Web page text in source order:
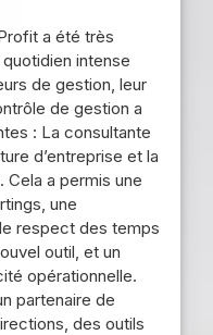
a été très
intense
de gestion, leur
de gestion a
: La consultante
d’entreprise et la
a permis une
une
respect des temps
outil, et un
opérationnelle.
partenaire de
des outils